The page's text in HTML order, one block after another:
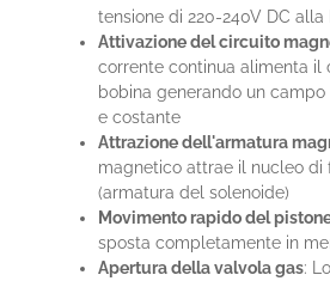
tensione di 220-240V DC
Attivazione del circuito
corrente continua alimenta il
bobina generando un
e costante
Attrazione dell'armatura
magnetico attrae il nucleo di
(armatura del solenoide)
Movimento rapido del
sposta completamente in
Apertura della valvola gas: